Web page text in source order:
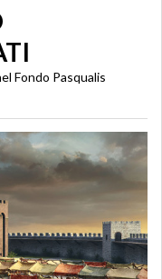
Fondo Pasqualis